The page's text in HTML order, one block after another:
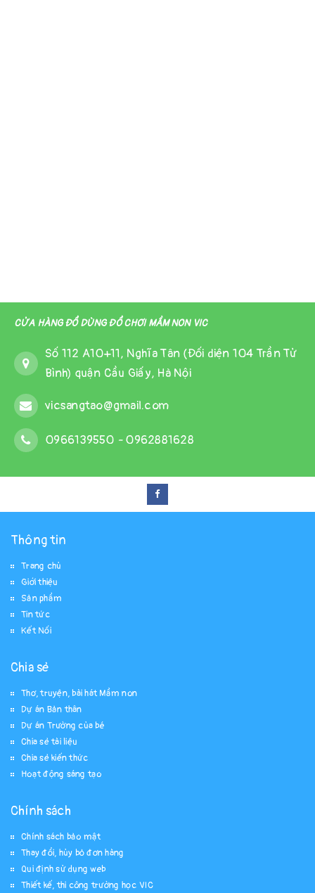
CỬA HÀNG ĐỒ DÙNG ĐỒ CHƠI MẦM NON VIC
Số 112 A10+11, Nghĩa Tân (Đối diện 104 Trần Tử
Bình) quận Cầu Giấy, Hà Nội
vicsangtao@gmail.com
0966139550 -0962881628
Thông tin
Trang chủ
Giới thiệu
Sản phẩm
Tin tức
Kết Nối
Chia sẻ
Thơ, truyện, bài hát Mầm non
Dự án Bản thân
Dự án Trường của bé
Chia sẻ tài liệu
Chia sẻ kiến thức
Hoạt động sáng tạo
Chính sách
Chính sách bảo mật
Thay đổi, hủy bỏ đơn hàng
Qui định sử dụng web
Thiết kế, thi công trường học VIC